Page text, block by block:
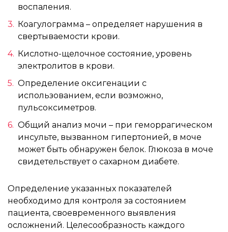
воспаления.
Коагулограмма – определяет нарушения в
свертываемости крови.
Кислотно-щелочное состояние, уровень
электролитов в крови.
Определение оксигенации с
использованием, если возможно,
пульсоксиметров.
Общий анализ мочи – при геморрагическом
инсульте, вызванном гипертонией, в моче
может быть обнаружен белок. Глюкоза в моче
свидетельствует о сахарном диабете.
Определение указанных показателей
необходимо для контроля за состоянием
пациента, своевременного выявления
осложнений. Целесообразность каждого